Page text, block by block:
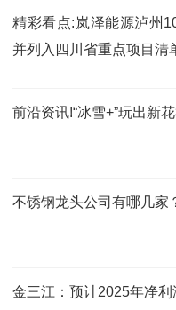
精彩看点:岚泽能源泸州
并列入四川省重点项目清
前沿资讯!“冰雪+”玩出新
不锈钢龙头公司有哪几家
金三江：预计2025年净